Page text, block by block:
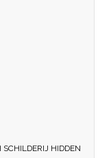
SCHILDERIJ HIDDEN